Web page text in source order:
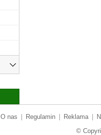
O nas Regulamin Reklama
©